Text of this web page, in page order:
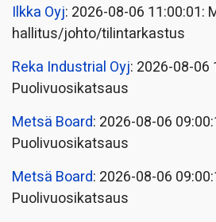
Ilkka Oyj: 2026-08-06 11:00:01:
hallitus/johto/tilintarkastus
Reka Industrial Oyj: 2026-08-06
Puolivuosikatsaus
Metsä Board: 2026-08-06
Puolivuosikatsaus
Metsä Board: 2026-08-06
Puolivuosikatsaus